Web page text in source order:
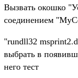
Вызвать окошко
соединением
"rundll32
выбрать в
него тест